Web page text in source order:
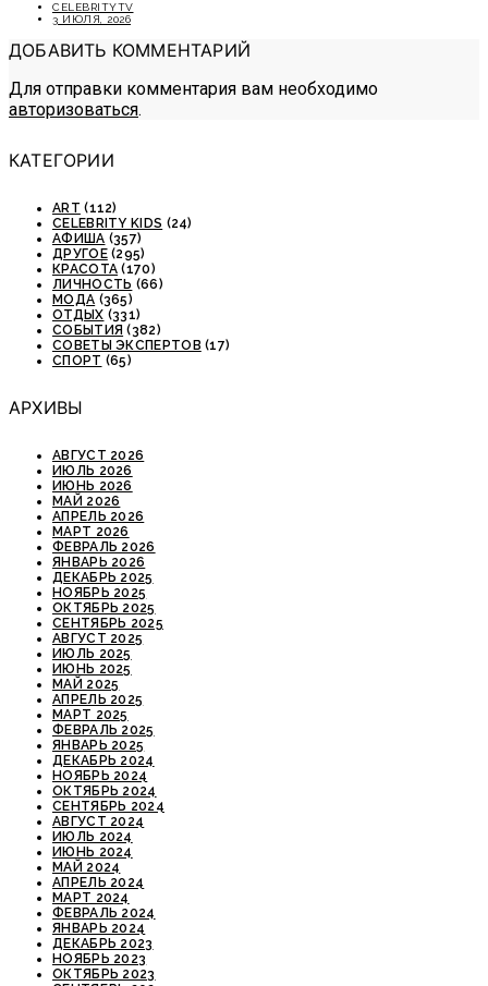
CELEBRITYTV
3 ИЮЛЯ, 2026
ДОБАВИТЬ КОММЕНТАРИЙ
Для отправки комментария вам необходимо
авторизоваться.
КАТЕГОРИИ
ART (112)
CELEBRITY KIDS (24)
АФИША (357)
ДРУГОЕ(295)
КРАСОТА (170)
ЛИЧНОСТЬ (66)
МОДА (365)
ОТДЫХ (331)
СОБЫТИЯ (382)
СОВЕТЫ ЭКСПЕРТОВ (17)
СПОРТ (65)
АРХИВЫ
АВГУСТ 2026
ИЮЛЬ 2026
ИЮНЬ 2026
МАЙ 2026
АПРЕЛЬ 2026
МАРТ 2026
ФЕВРАЛЬ 2026
ЯНВАРЬ 2026
ДЕКАБРЬ 2025
НОЯБРЬ 2025
ОКТЯБРЬ 2025
СЕНТЯБРЬ 2025
АВГУСТ 2025
ИЮЛЬ 2025
ИЮНЬ 2025
МАЙ 2025
АПРЕЛЬ 2025
МАРТ 2025
ФЕВРАЛЬ 2025
ЯНВАРЬ 2025
ДЕКАБРЬ 2024
НОЯБРЬ 2024
ОКТЯБРЬ 2024
СЕНТЯБРЬ 2024
АВГУСТ 2024
ИЮЛЬ 2024
ИЮНЬ 2024
МАЙ 2024
АПРЕЛЬ 2024
МАРТ 2024
ФЕВРАЛЬ 2024
ЯНВАРЬ 2024
ДЕКАБРЬ 2023
НОЯБРЬ 2023
ОКТЯБРЬ 2023